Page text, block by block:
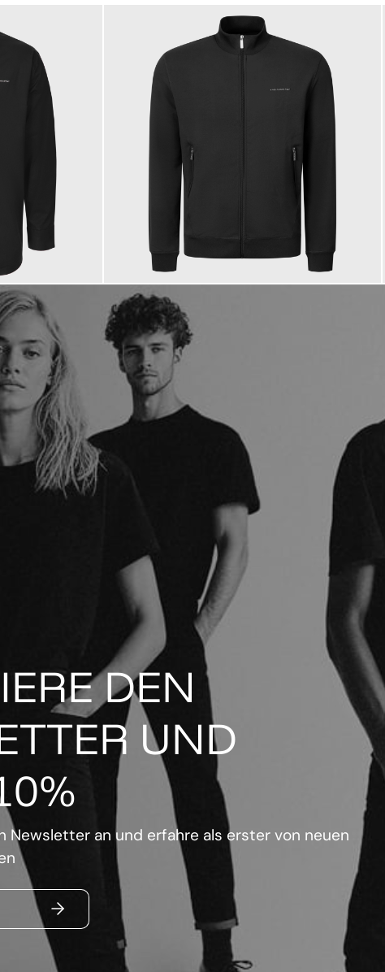
199,00 €
DEN
UND
Newsletter an und erfahre als erster von neuen